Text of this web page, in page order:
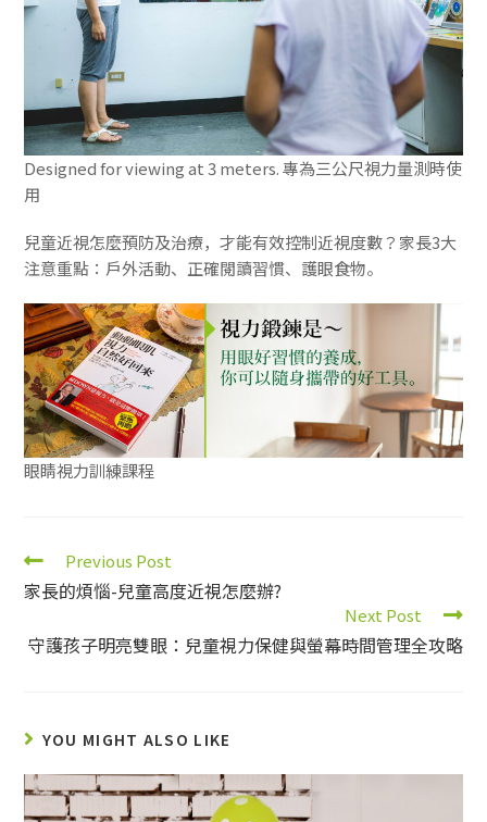
Designed for viewing at 3 meters. 專為三公尺視力量測時使
用
兒童近視怎麼預防及治療，才能有效控制近視度數？家長3大
注意重點：戶外活動、正確閱讀習慣、護眼食物。
眼睛視力訓練課程
Previous Post
家長的煩惱-兒童高度近視怎麼辦?
Next Post
守護孩子明亮雙眼：兒童視力保健與螢幕時間管理全攻略
YOU MIGHT ALSO LIKE